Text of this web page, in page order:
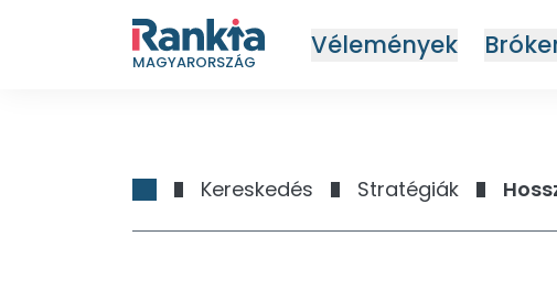
MAGYARORSZÁG
Vélemények
Kereskedés Stratégiák